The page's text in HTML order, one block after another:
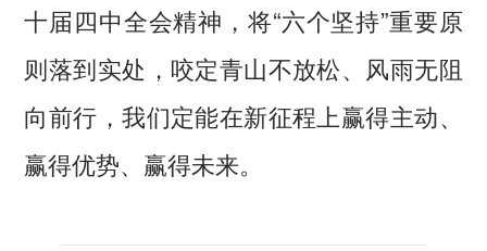
十届四中全会精神，将“六个坚持”重要原
则落到实处，咬定青山不放松、风雨无阻
向前行，我们定能在新征程上赢得主动、
赢得优势、赢得未来。